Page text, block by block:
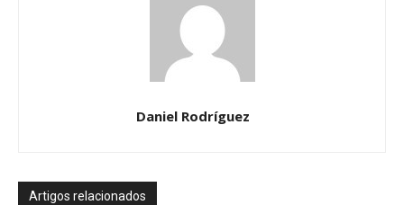
Daniel Rodríguez
Artigos relacionados